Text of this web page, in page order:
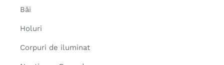
Băi
Holuri
Corpuri de iluminat